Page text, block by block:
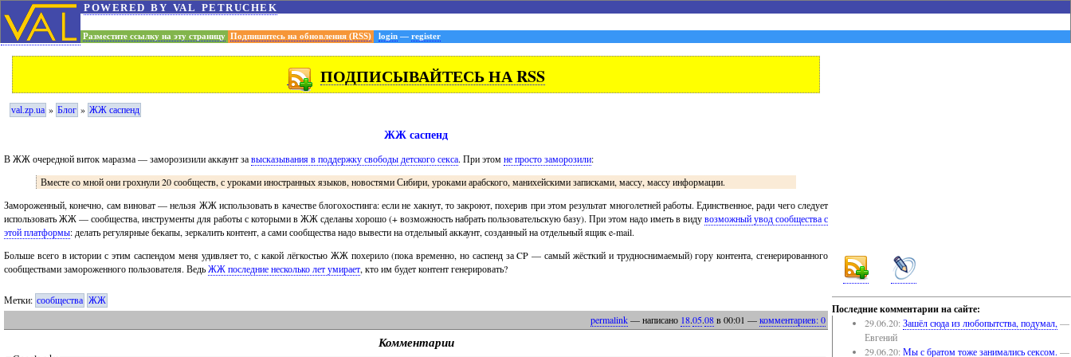
powered by val petruchek
Разместите ссылку на эту страницу Подпишитесь на обновления (RSS) login — register
Последние комментарии на сайте:
29.06.20: Зашёл сюда из любопытства, подумал, —
Евгений
29.06.20: Мы с братом тоже занимались сексом. —
ПОДПИСЫВАЙТЕСЬ НА RSS
val.zp.ua » Блог » ЖЖ саспенд
ЖЖ саспенд
В ЖЖ очередной виток маразма — заморозизили аккаунт завысказывания в поддержку свободы детского секса. При этомне просто заморозили:
Вместе со мной они грохнули 20 сообществ, с уроками иностранных языков, новостями Сибири, уроками арабского, манихейскими записками, массу, массу информации.
Замороженный, конечно, сам виноват — нельзя ЖЖ использовать в качестве блогохостинга: если не хакнут, то закроют, похерив при этом результат многолетней работы. Единственное, ради чего следует
использовать ЖЖ — сообщества, инструменты для работы с которыми в ЖЖ сделаны хорошо (+ возможность набрать пользовательскую базу). При этом надо иметь в видувозможный увод сообщества с
этой платформы: делать регулярные бекапы, зеркалить контент, а сами сообщества надо вывести на отдельный аккаунт, созданный на отдельный ящик e-mail.
Больше всего в истории с этим саспендом меня удивляет то, с какой лёгкостью ЖЖ похерило (пока временно, но саспенд за CP — самый жёсткий и трудноснимаемый) гору контента, сгенерированного
сообществами замороженного пользователя. ВедьЖЖ последние несколько лет умирает, кто им будет контент генерировать?
Метки: сообщества ЖЖ
permalink— написано 18.05.08в 00:01 —комментариев: 0
Комментарии